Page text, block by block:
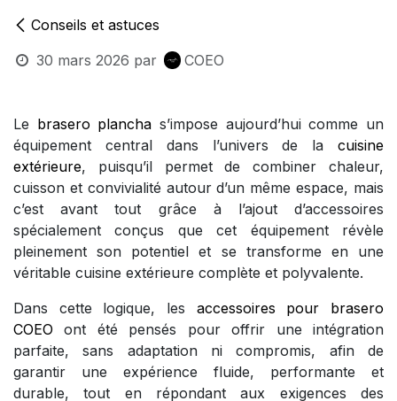
Conseils et astuces
30 mars 2026 par COEO
Le brasero plancha s’impose aujourd’hui comme un
équipement central dans l’univers de la cuisine
extérieure, puisqu’il permet de combiner chaleur,
cuisson et convivialité autour d’un même espace, mais
c’est avant tout grâce à l’ajout d’accessoires
spécialement conçus que cet équipement révèle
pleinement son potentiel et se transforme en une
véritable cuisine extérieure complète et polyvalente.
Dans cette logique, les accessoires pour brasero
COEO ont été pensés pour offrir une intégration
parfaite, sans adaptation ni compromis, afin de
garantir une expérience fluide, performante et
durable, tout en répondant aux exigences des